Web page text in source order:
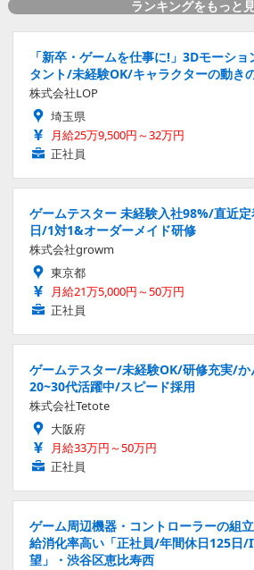
ランキングをもっと
「新卒・ゲームを仕事に!」3Dモーシ
タント/未経験OK/キャラクターの動き
株式会社LOP
埼玉県
月給25万9,500円～32万円
正社員
ゲームテスター 未経験入社98%/直近
日/1対1&オーダーメイド研修
株式会社growm
東京都
月給21万5,000円～50万円
正社員
ゲームテスター/未経験OK/研修充実/
20~30代活躍中/スピード採用
株式会社Tetote
大阪府
月給33万円～50万円
正社員
ゲーム周辺機器・コントローラーの組
給消化率高い「正社員/年間休日125日/
望」・渋谷区恵比寿西